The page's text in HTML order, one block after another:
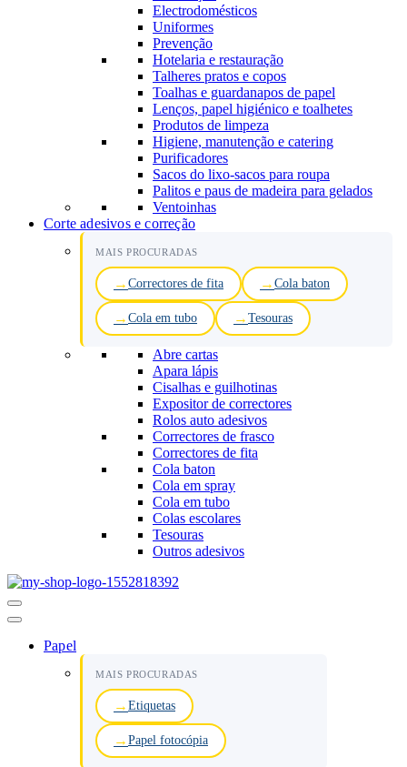
Electrodomésticos
Uniformes
Prevenção
Hotelaria e restauração
Talheres pratos e copos
Toalhas e guardanapos de papel
Lenços, papel higiénico e toalhetes
Produtos de limpeza
Higiene, manutenção e catering
Purificadores
Sacos do lixo-sacos para roupa
Palitos e paus de madeira para gelados
Ventoinhas
Corte adesivos e correção
MAIS PROCURADAS
Correctores de fita Cola baton
Cola em tubo Tesouras
Abre cartas
Apara lápis
Cisalhas e guilhotinas
Expositor de correctores
Rolos auto adesivos
Correctores de frasco
Correctores de fita
Cola baton
Cola em spray
Cola em tubo
Colas escolares
Tesouras
Outros adesivos
Menu
de
Papel
MAIS PROCURADAS
Etiquetas
Papel fotocópia